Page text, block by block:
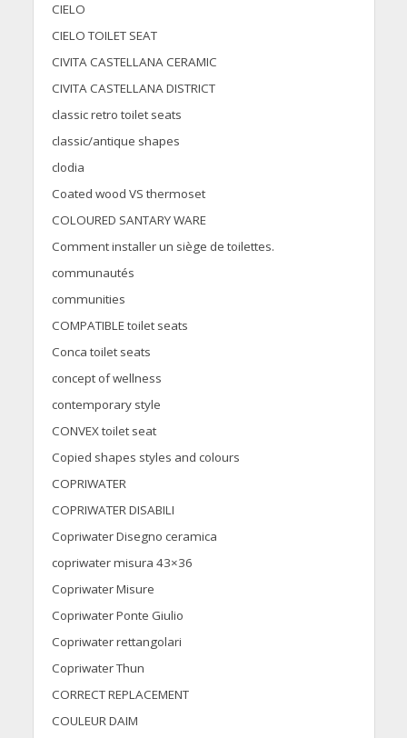
CIELO
CIELO TOILET SEAT
CIVITA CASTELLANA CERAMIC
CIVITA CASTELLANA DISTRICT
classic retro toilet seats
classic/antique shapes
clodia
Coated wood VS thermoset
COLOURED SANTARY WARE
Comment installer un siège de toilettes.
communautés
communities
COMPATIBLE toilet seats
Conca toilet seats
concept of wellness
contemporary style
CONVEX toilet seat
Copied shapes styles and colours
COPRIWATER
COPRIWATER DISABILI
Copriwater Disegno ceramica
copriwater misura 43×36
Copriwater Misure
Copriwater Ponte Giulio
Copriwater rettangolari
Copriwater Thun
CORRECT REPLACEMENT
COULEUR DAIM